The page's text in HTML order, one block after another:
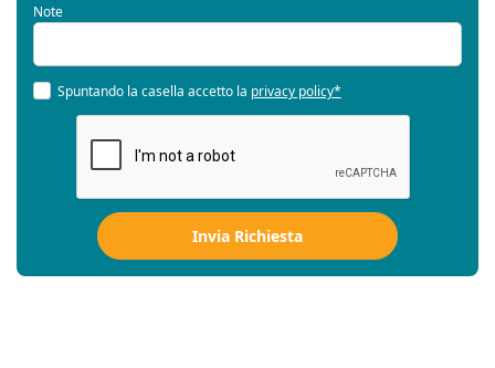
Note
Spuntando la casella accetto la privacy policy*